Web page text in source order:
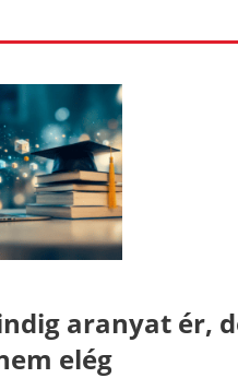
aranyat ér,
elég